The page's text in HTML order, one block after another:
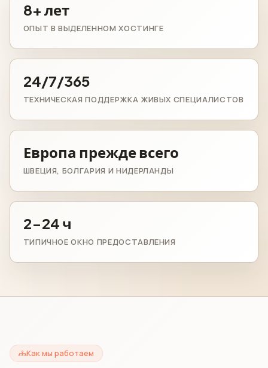
8+ лет
ОПЫТ В ВЫДЕЛЕННОМ ХОСТИНГЕ
24/7/365
ТЕХНИЧЕСКАЯ ПОДДЕРЖКА ЖИВЫХ СПЕЦИАЛИСТОВ
Европа прежде всего
ШВЕЦИЯ, БОЛГАРИЯ И НИДЕРЛАНДЫ
2-24 ч
ТИПИЧНОЕ ОКНО ПРЕДОСТАВЛЕНИЯ
Как мы работаем